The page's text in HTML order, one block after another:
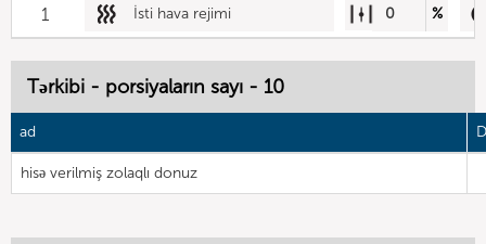
1 İsti hava rejimi 0 %
Tərkibi - porsiyaların sayı - 10
ad
hisə verilmiş zolaqlı donuz